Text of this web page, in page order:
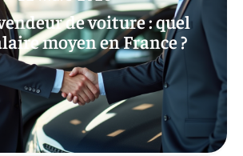
de voiture : quel
moyen en France ?